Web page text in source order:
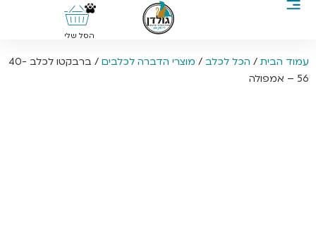
0
הסל שלי
עמוד הבית / הכל לכלב / מוצרי הדברה לכלבים
/ ברבקטו לכלב 40-
56 – אמפולה